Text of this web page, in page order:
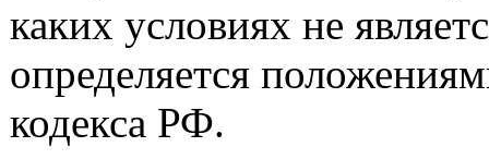
каких условиях не
определяется
кодекса РФ.